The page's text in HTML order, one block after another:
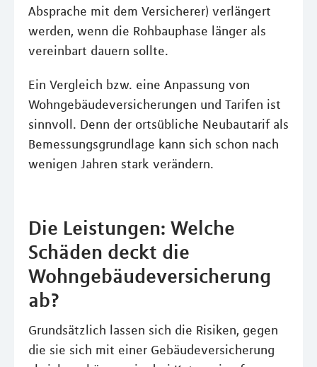
Absprache mit dem Versicherer) verlängert
werden, wenn die Rohbauphase länger als
vereinbart dauern sollte.
Ein Vergleich bzw. eine Anpassung von
Wohngebäudeversicherungen und Tarifen ist
sinnvoll. Denn der ortsübliche Neubautarif als
Bemessungsgrundlage kann sich schon nach
wenigen Jahren stark verändern.
Die Leistungen: Welche
Schäden deckt die
Wohngebäudeversicherung
ab?
Grundsätzlich lassen sich die Risiken, gegen
die sie sich mit einer Gebäudeversicherung